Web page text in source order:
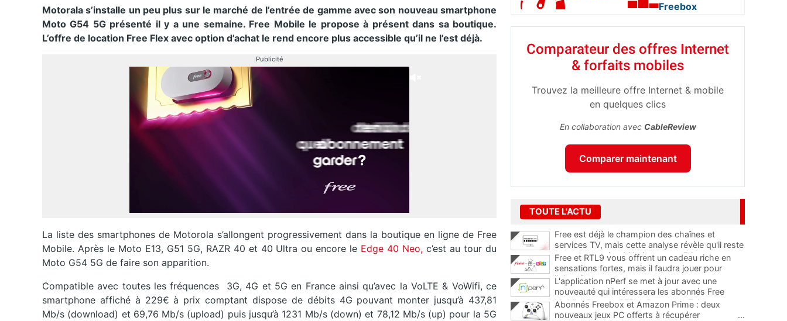
Motorala s’installe un peu plus sur le marché de l’entrée de gamme avec son nouveau smartphone
Moto G54 5G présenté il y a une semaine. Free Mobile le propose à présent dans sa boutique.
L’offre de location Free Flex avec option d’achat le rend encore plus accessible qu’il ne l’est déjà.
Publicité
La liste des smartphones de Motorola s’allongent progressivement dans la boutique en ligne de Free
Mobile. Après le Moto E13, G51 5G, RAZR 40 et 40 Ultra ou encore le Edge 40 Neo, c’est au tour du
Moto G54 5G de faire son apparition.
Compatible avec toutes les fréquences 3G, 4G et 5G en France ainsi qu’avec la VoLTE & VoWifi, ce
smartphone affiché à 229€ à prix comptant dispose de débits 4G pouvant monter jusqu’à 437,81
Mb/s (download) et 69,76 Mb/s (upload) puis jusqu’à 1231 Mb/s (down) et 78,12 Mb/s (up) pour la 5G
Freebox
Comparateur des offres Internet
& forfaits mobiles
Trouvez la meilleure offre Internet & mobile
en quelques clics
En collaboration avec CableReview
Comparer maintenant
TOUTE L'ACTU
Free est déjà le champion des chaînes et
services TV, mais cette analyse révèle qu'il reste
encore au moins 141 ajouts possibles
Free et RTL9 vous offrent un cadeau riche en
sensations fortes, mais il faudra jouer pour
l'obtenir
L'application nPerf se met à jour avec une
nouveauté qui intéressera les abonnés Free
Mobile, Orange, SFR et Bouygues Telecom
Abonnés Freebox et Amazon Prime : deux
nouveaux jeux PC offerts à récupérer
...